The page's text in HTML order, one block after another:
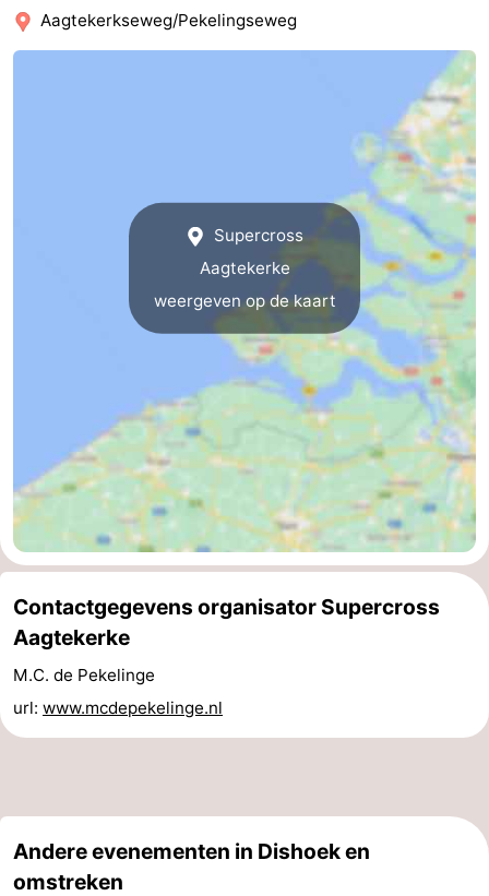
Nieuws
Zierikzee
Natuur
Oosterschelde
-
Burgh
Haamstede
-
Natuur
Kop
Walcheren
-
Veere
Oranjezon
Oostkapelle
-
Natuur
Aagtekerkseweg/Pekelingseweg
Supercross
Aagtekerke
weergeven op de kaart
Contactgegevens organisator Supercross
Aagtekerke
M.C. de Pekelinge
url: www.mcdepekelinge.nl
Andere evenementen in Dishoek en
omstreken